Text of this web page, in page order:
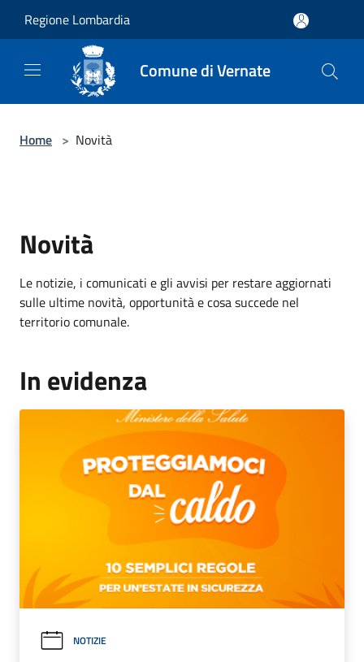
Regione Lombardia
Comune di Vernate
Home > Novità
Novità
Le notizie, i comunicati e gli avvisi per restare aggiornati
sulle ultime novità, opportunità e cosa succede nel
territorio comunale.
In evidenza
NOTIZIE